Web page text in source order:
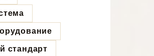
стандарт